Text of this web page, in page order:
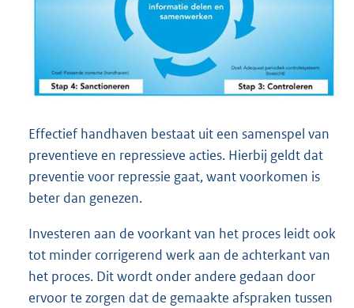
Effectief handhaven bestaat uit een samenspel van
preventieve en repressieve acties. Hierbij geldt dat
preventie voor repressie gaat, want voorkomen is
beter dan genezen.
Investeren aan de voorkant van het proces leidt ook
tot minder corrigerend werk aan de achterkant van
het proces. Dit wordt onder andere gedaan door
ervoor te zorgen dat de gemaakte afspraken tussen